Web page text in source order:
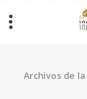
Archivos de